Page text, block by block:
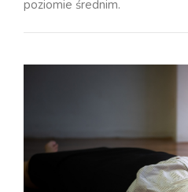
poziomie średnim.